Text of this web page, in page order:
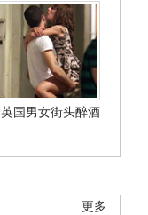
英国男女街头醉酒
更多